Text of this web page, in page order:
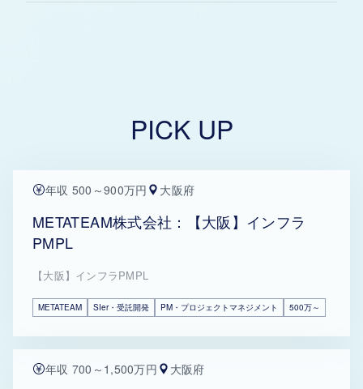
PICK UP
年収 500～900万円 大阪府
METATEAM株式会社：【大阪】インフラ
PMPL
【大阪】インフラPMPL
METATEAM SIer・受託開発 PM・プロジェクトマネジメント 500万～
年収 700～1,500万円 大阪府